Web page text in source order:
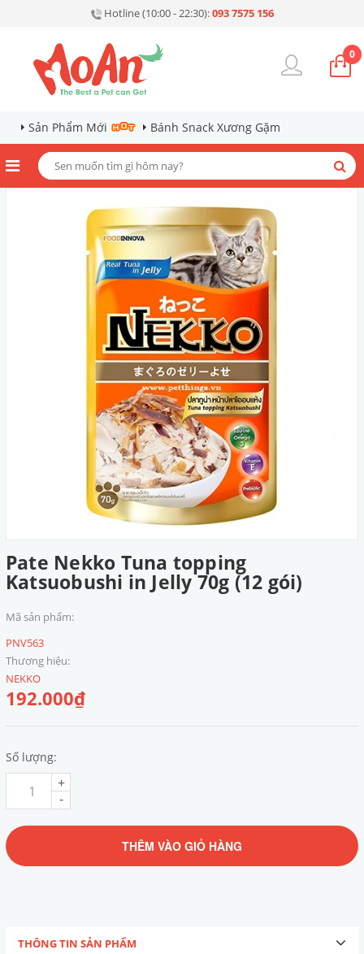
Hotline (10:00 - 22:30):093 7575 156
0
Sản Phẩm Mới Bánh Snack Xương Gặm
Pate Nekko Tuna topping
Katsuobushi in Jelly 70g (12 gói)
Mã sản phẩm:
PNV563
Thương hiệu:
NEKKO
192.000₫
Số lượng:
-
+
THÊM VÀO GIỎ HÀNG
THÔNG TIN SẢN PHẨM